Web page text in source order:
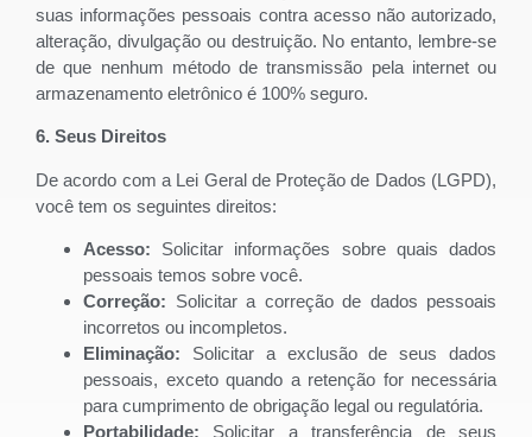
suas informações pessoais contra acesso não autorizado,
alteração, divulgação ou destruição. No entanto, lembre-se
de que nenhum método de transmissão pela internet ou
armazenamento eletrônico é 100% seguro.
6. Seus Direitos
De acordo com a Lei Geral de Proteção de Dados (LGPD),
você tem os seguintes direitos:
Acesso: Solicitar informações sobre quais dados
pessoais temos sobre você.
Correção: Solicitar a correção de dados pessoais
incorretos ou incompletos.
Eliminação: Solicitar a exclusão de seus dados
pessoais, exceto quando a retenção for necessária
para cumprimento de obrigação legal ou regulatória.
Portabilidade: Solicitar a transferência de seus